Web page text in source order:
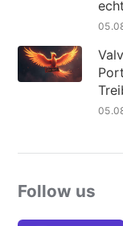
Follow us